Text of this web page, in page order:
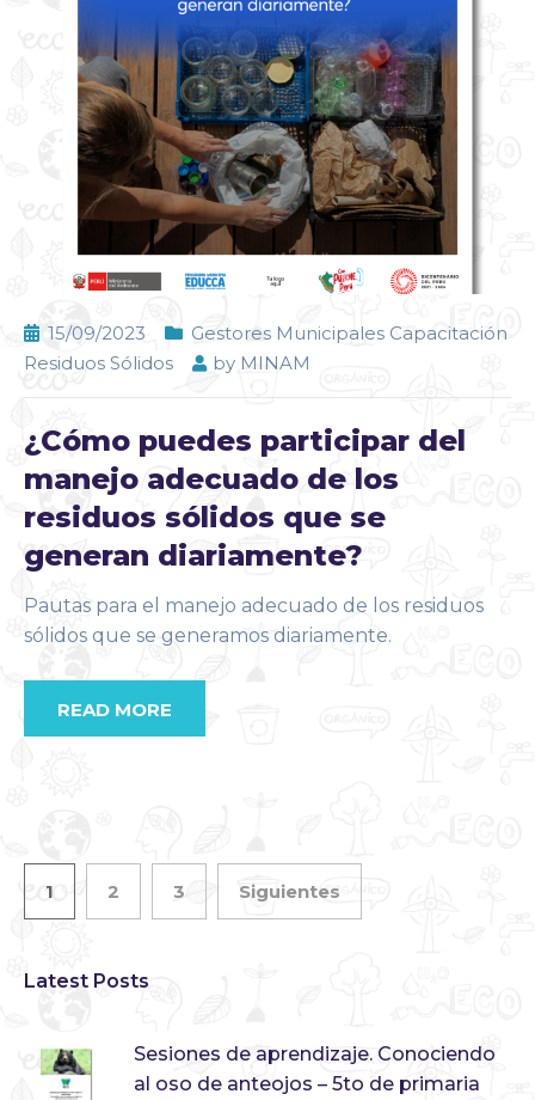
15/09/2023
Gestores Municipales Capacitación
Residuos Sólidos
by MINAM
¿Cómo puedes participar del
manejo adecuado de los
residuos sólidos que se
generan diariamente?
Pautas para el manejo adecuado de los residuos
sólidos que se generamos diariamente.
READ MORE
1 2 3 Siguientes
Latest Posts
Sesiones de aprendizaje. Conociendo
al oso de anteojos – 5to de primaria